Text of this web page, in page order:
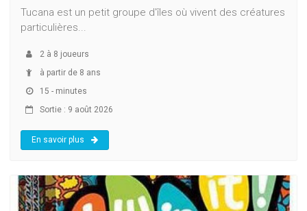
Tucana est un petit groupe d'îles où vivent des créatures
particulières...
2 à 8 joueurs
à partir de 8 ans
15 - minutes
Sortie : 9 août 2026
En savoir plus